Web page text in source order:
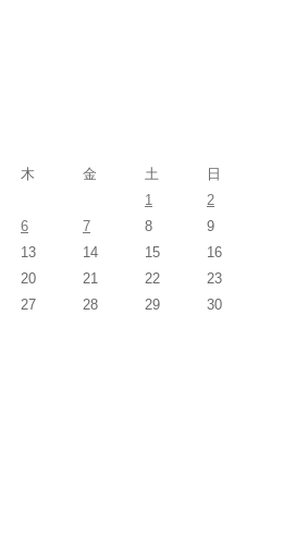
木 金 土
日
1
2
6 7 8
9
13 14 15
16
20 21 22
23
27 28 29
30